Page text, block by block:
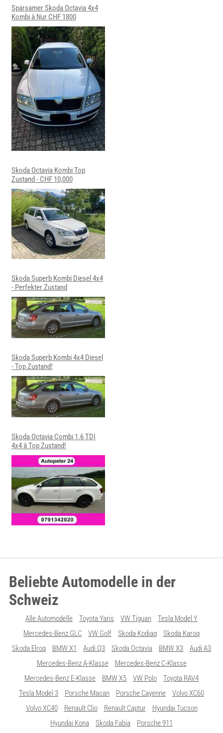
Sparsamer Skoda Octavia 4x4
Kombi â Nur CHF 1800
Skoda Octavia Kombi Top
Zustand - CHF 10,000
Skoda Superb Kombi Diesel 4x4
- Perfekter Zustand
Skoda Superb Kombi 4x4 Diesel
- Top Zustand!
Skoda Octavia Combi 1.6 TDI
4x4 â Top Zustand!
Beliebte Automodelle in der
Schweiz
Alle Automodelle Toyota Yaris VW Tiguan
Tesla Model Y
Mercedes-Benz GLC
VW Golf Skoda Kodiaq
Skoda Karoq
Skoda Elroq
BMW X1 Audi Q3 Skoda Octavia BMW X3
Audi A3
Mercedes-Benz A-Klasse
Mercedes-Benz C-Klasse
Mercedes-Benz E-Klasse
BMW X5 VW Polo
Toyota RAV4
Tesla Model 3
Porsche Macan Porsche Cayenne
Volvo XC60
Volvo XC40
Renault Clio Renault Captur
Hyundai Tucson
Hyundai Kona
Skoda Fabia Porsche 911